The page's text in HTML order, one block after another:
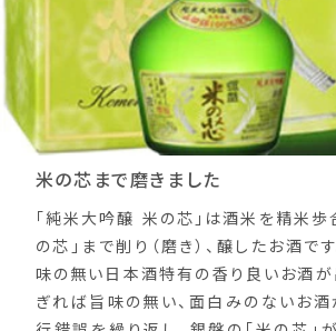
米の芯まで磨きました
「純米大吟醸 米の芯」は酒米を精米歩
の芯」まで削り（磨き）、醸したお酒で
味の無い日本酒特有の香り良いお酒が
ぎれば旨味の無い、面白みのないお酒